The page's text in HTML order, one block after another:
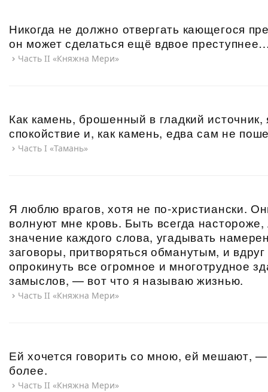
Никогда не должно отвергать кающегося
он может сделаться ещё вдвое
Часть II «Княжна Мери»
Как камень, брошенный в гладкий
спокойствие и, как камень, едва сам не
Часть I «Тамань»
Я люблю врагов, хотя не по-христиански.
волнуют мне кровь. Быть всегда
значение каждого слова, угадывать
заговоры, притворяться обманутым, и
опрокинуть все огромное и многотрудное
замыслов, — вот что я называю жизнью.
Часть II «Княжна Мери»
Ей хочется говорить со мною, ей мешают, —
более.
Часть II «Княжна Мери»